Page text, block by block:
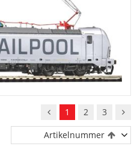
1 2
3
Artikelnummer